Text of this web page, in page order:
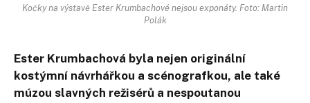
Kočky na výstavě Ester Krumbachové nejsou exponáty. Foto: Martin
Polák
Ester Krumbachová byla nejen originální
kostýmní návrhářkou a scénografkou, ale také
múzou slavných režisérů a nespoutanou